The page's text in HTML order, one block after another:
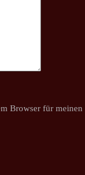
Browser für meinen